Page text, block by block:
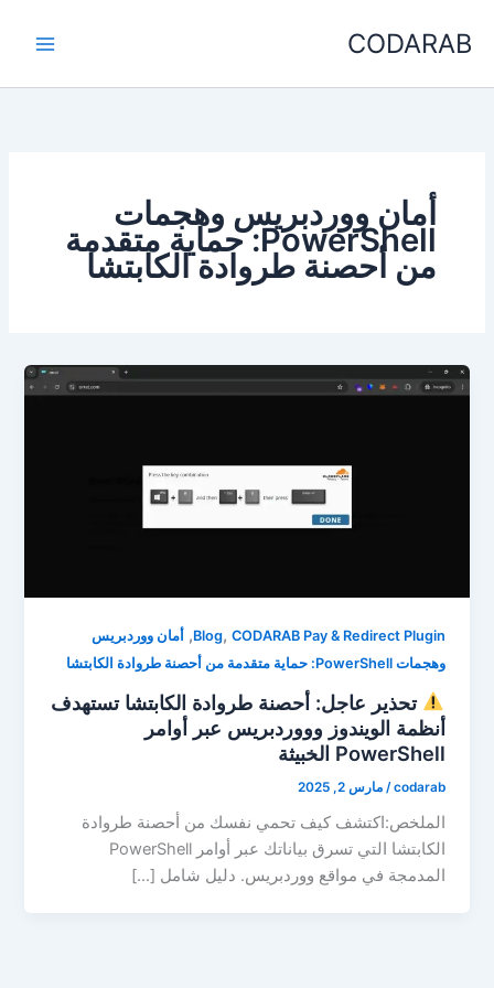
CODARAB
أمان ووردبريس وهجمات
PowerShell: حماية متقدمة
من أحصنة طروادة الكابتشا
Blog, CODARAB Pay & Redirect Plugin
,أمان ووردبريس
وهجمات PowerShell: حماية متقدمة من أحصنة طروادة الكابتشا
تحذير عاجل: أحصنة طروادة الكابتشا تستهدف
أنظمة الويندوز وووردبريس عبر أوامر
PowerShell الخبيثة
codarab
/مارس 2, 2025
الملخص:اكتشف كيف تحمي نفسك من أحصنة طروادة
الكابتشا التي تسرق بياناتك عبر أوامر PowerShell
المدمجة في مواقع ووردبريس. دليل شامل […]